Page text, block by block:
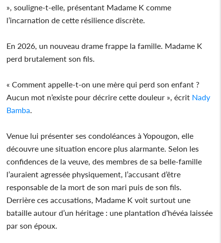
», souligne-t-elle, présentant Madame K comme
l’incarnation de cette résilience discrète.
En 2026, un nouveau drame frappe la famille. Madame K
perd brutalement son fils.
« Comment appelle-t-on une mère qui perd son enfant ?
Aucun mot n’existe pour décrire cette douleur », écrit Nady
Bamba.
Venue lui présenter ses condoléances à Yopougon, elle
découvre une situation encore plus alarmante. Selon les
confidences de la veuve, des membres de sa belle-famille
l’auraient agressée physiquement, l’accusant d’être
responsable de la mort de son mari puis de son fils.
Derrière ces accusations, Madame K voit surtout une
bataille autour d’un héritage : une plantation d’hévéa laissée
par son époux.